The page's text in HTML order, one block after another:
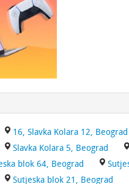
16, Slavka Kolara 12, Beograd
Slavka Kolara 5, Beograd
blok 64, Beograd
Sutjeska blok 21, Beograd